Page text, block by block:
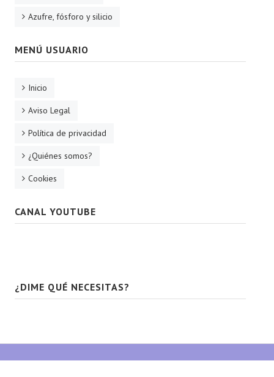
Azufre, fósforo y silicio
MENÚ USUARIO
Inicio
Aviso Legal
Política de privacidad
¿Quiénes somos?
Cookies
CANAL YOUTUBE
¿DIME QUÉ NECESITAS?